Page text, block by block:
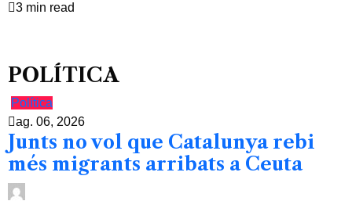
3 min read
POLÍTICA
Política
ag. 06, 2026
Junts no vol que Catalunya rebi
més migrants arribats a Ceuta